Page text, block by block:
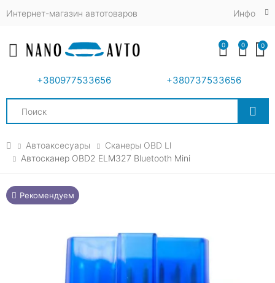
Интернет-магазин автотоваров Инфо
Toggle mobile menu
+380977533656 +380737533656
Search
0 0 0
Автоаксесуары
Сканеры OBD Ll
Автосканер OBD2 ELM327 Bluetooth Mini
Рекомендуем